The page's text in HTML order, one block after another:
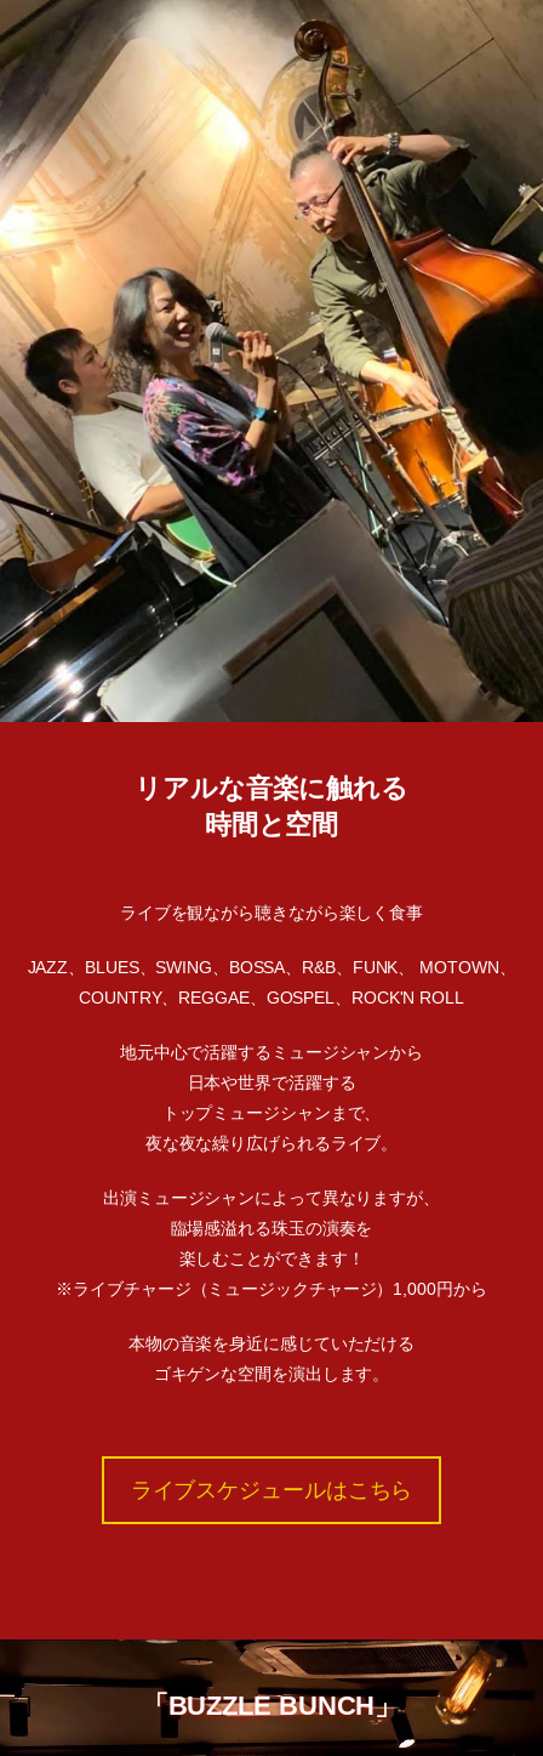
リアルな音楽に触れる
時間と空間
ライブを観ながら聴きながら楽しく食事
JAZZ、BLUES、SWING、BOSSA、R&B、FUNK、 MOTOWN、
COUNTRY、REGGAE、GOSPEL、ROCK'N ROLL
地元中心で活躍するミュージシャンから
日本や世界で活躍する
トップミュージシャンまで、
夜な夜な繰り広げられるライブ。
出演ミュージシャンによって異なりますが、
臨場感溢れる珠玉の演奏を
楽しむことができます！
※ライブチャージ（ミュージックチャージ）1,000円から
本物の音楽を身近に感じていただける
ゴキゲンな空間を演出します。
ライブスケジュールはこちら
「BUZZLE BUNCH」